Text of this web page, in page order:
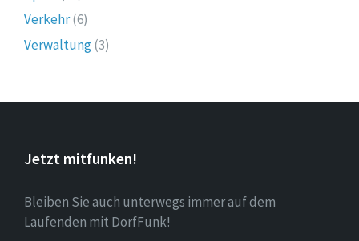
Verkehr(6)
Verwaltung(3)
Jetzt mitfunken!
Bleiben Sie auch unterwegs immer auf dem
Laufenden mit DorfFunk!